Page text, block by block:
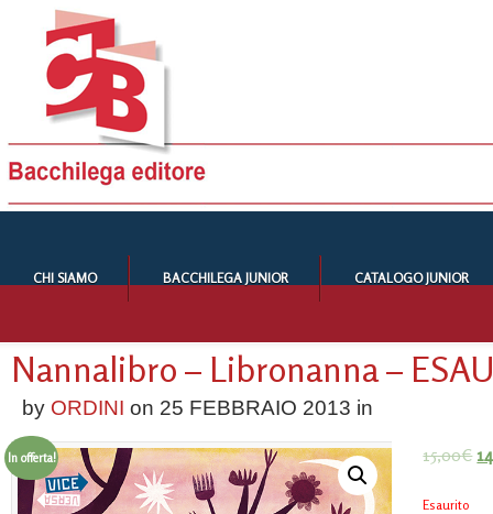
CHI SIAMO BACCHILEGA JUNIOR CATALOGO JUNIOR
Nannalibro – Libronanna –
by ORDINI on 25 FEBBRAIO 2013 in
In offerta! 15,00€
Esaurito